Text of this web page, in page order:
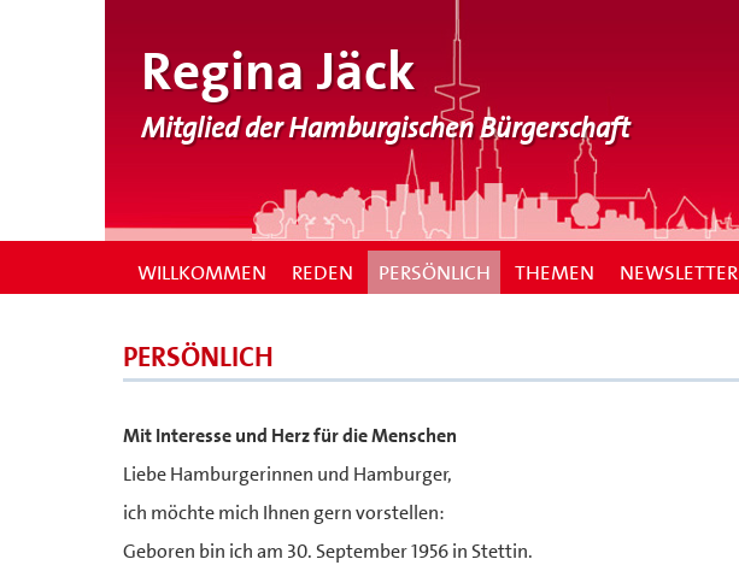
Regina Jäck
Mitglied der Hamburgischen Bürgerschaft
WILLKOMMEN REDEN PERSÖNLICH THEMEN NEWSLETTER
PERSÖNLICH
Mit Interesse und Herz für die Menschen
Liebe Hamburgerinnen und Hamburger,
ich möchte mich Ihnen gern vorstellen:
Geboren bin ich am 30. September 1956 in Stettin.